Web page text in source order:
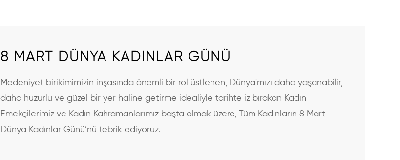
8 MART DÜNYA KADINLAR GÜNÜ
Medeniyet birikimimizin inşasında önemli bir rol üstlenen, Dünya'mızı daha yaşanabilir,
daha huzurlu ve güzel bir yer haline getirme idealiyle tarihte iz bırakan Kadın
Emekçilerimiz ve Kadın Kahramanlarımız başta olmak üzere, Tüm Kadınların 8 Mart
Dünya Kadınlar Günü’nü tebrik ediyoruz.